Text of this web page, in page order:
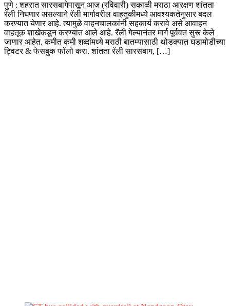
पुणे : शहरात सारसबागेपासून आज (रविवारी) सकाळी मराठा आरक्षण शांतता
रॅली निघणार असल्याने रॅली मार्गावरील वाहतुकीमध्ये आवश्यकतेनुसार बदल
करण्यात येणार आहे. त्यामुळे वाहनचालकांनी सहकार्य करावे असे आवाहन
वाहतूक शाखेकडून करण्यात आले आहे. रॅली गेल्यानंतर मार्ग पूर्ववत सुरू केले
जाणार आहेत. कमीत कमी शब्दांमध्ये मराठी बातम्यासाठी थोडक्यात घडामोडीच्या
ट्विटर & फेसबुक फॉलो करा. शांतता रॅली सारसबाग, […]